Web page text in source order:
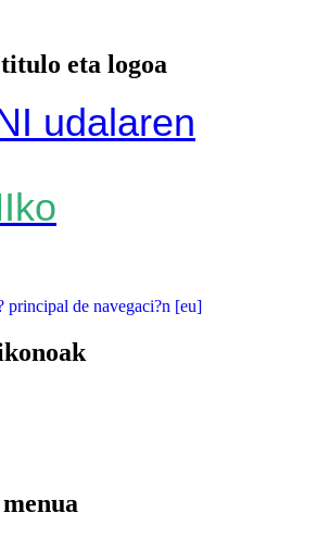
eta logoa
principal de navegaci?n [eu]